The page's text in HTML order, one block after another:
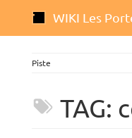
WIKI Les
Piste
TAG: